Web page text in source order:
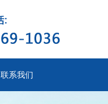
联系我们